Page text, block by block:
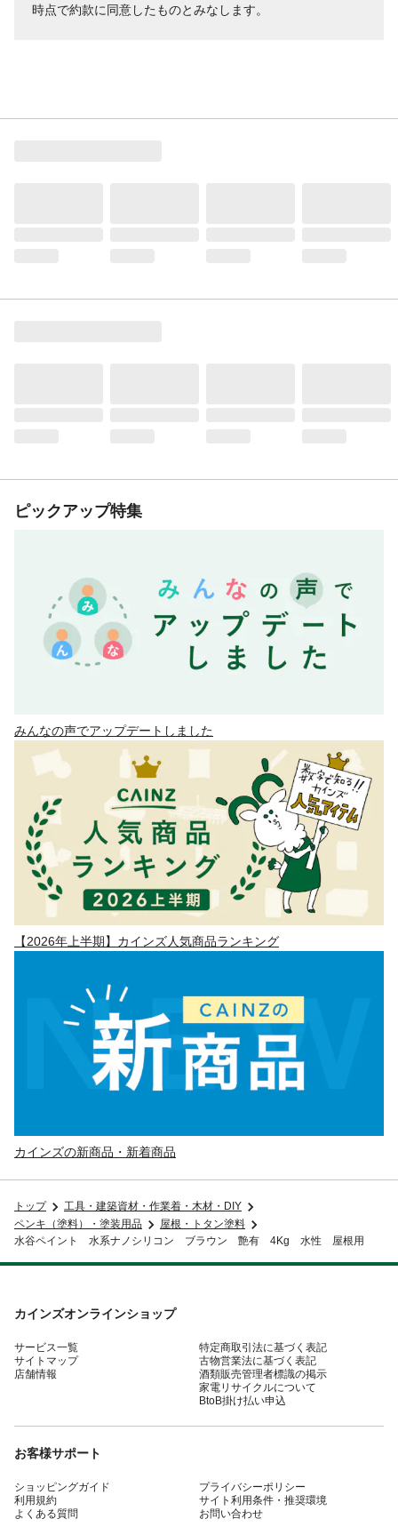
時点で約款に同意したものとみなします。
ピックアップ特集
みんなの声でアップデートしました
【2026年上半期】カインズ人気商品ランキング
カインズの新商品・新着商品
トップ
工具・建築資材・作業着・木材・DIY
ペンキ（塗料）・塗装用品
屋根・トタン塗料
水谷ペイント 水系ナノシリコン ブラウン 艶有 4Kg 水性 屋根用
カインズオンラインショップ
サービス一覧
サイトマップ
店舗情報
特定商取引法に基づく表記
古物営業法に基づく表記
酒類販売管理者標識の掲示
家電リサイクルについて
BtoB掛け払い申込
お客様サポート
ショッピングガイド
利用規約
よくある質問
プライバシーポリシー
サイト利用条件・推奨環境
お問い合わせ